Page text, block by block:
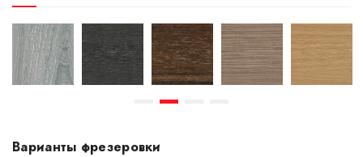
Варианты фрезеровки